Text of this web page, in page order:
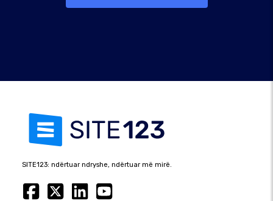
SITE123: ndërtuar ndryshe, ndërtuar më mirë.